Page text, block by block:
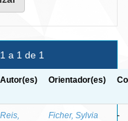
a 1 de 1
Autor(es) Orientador(es)
Reis,
Ficher, Sylvia -